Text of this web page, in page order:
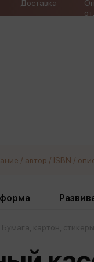
Доставка